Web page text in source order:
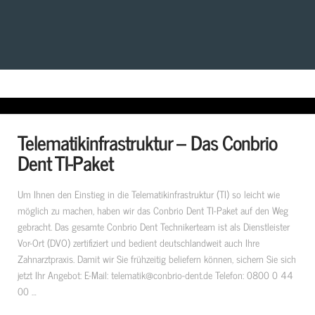
Telematikinfrastruktur – Das Conbrio
Dent TI-Paket
Um Ihnen den Einstieg in die Telematikinfrastruktur (TI) so leicht wie
möglich zu machen, haben wir das Conbrio Dent TI-Paket auf den Weg
gebracht. Das gesamte Conbrio Dent Technikerteam ist als Dienstleister
Vor-Ort (DVO) zertifiziert und bedient deutschlandweit auch Ihre
Zahnarztpraxis. Damit wir Sie frühzeitig beliefern können, sichern Sie sich
jetzt Ihr Angebot: E-Mail: telematik@conbrio-dent.de Telefon: 0800 0 44
00 …